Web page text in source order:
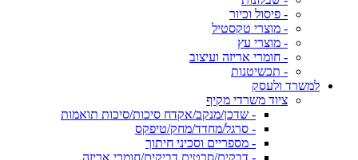
- פיסול וכיור
- מוצרי טקסטיל
- מוצרי עץ
- חומרי אריזה ועיצוב
- תכשיטנות
למשרד ולעסק
ציוד משרדי מקיף
- שדכן/מנקב/אקדח סיכות/סיכות תואמות
- סרגל/מחדד/מחק/טיפקס
- מספריים וסכיני חיתוך
- דבקים/סרטים דביקים/חומרי אריזה